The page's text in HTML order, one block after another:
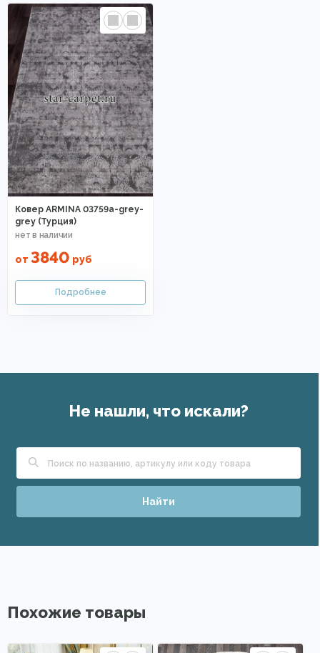
Ковер ARMINA 03759a-grey-
grey (Турция)
от 3840 руб
Не нашли, что искали?
Найти
Похожие товары